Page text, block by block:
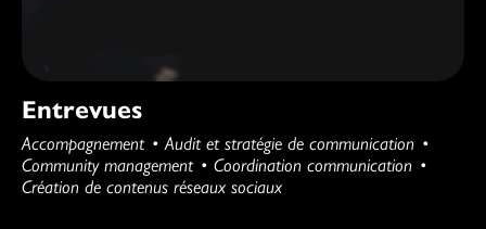
Entrevues
Accompagnement
Audit et stratégie de communication
Community management
Coordination communication
Création de contenus réseaux sociaux